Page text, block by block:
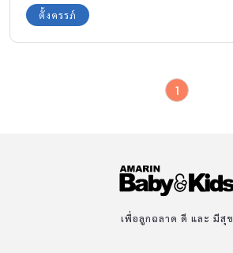
ตั้งครรภ์
1
เพื่อลูกฉลาด ดี และ มีสุข